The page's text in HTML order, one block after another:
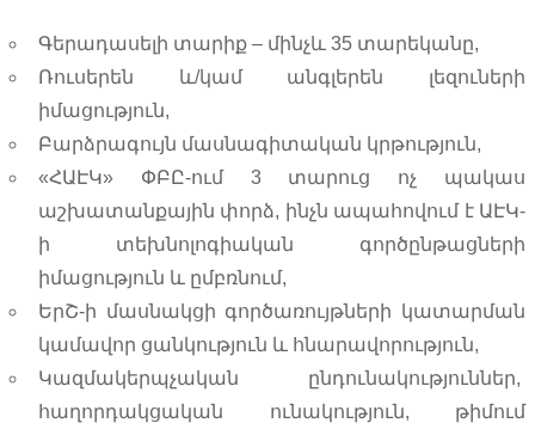
Գերադասելի տարիք – մինչև 35 տարեկանը,
Ռուսերեն և/կամ անգլերեն լեզուների
իմացություն,
Բարձրագույն մասնագիտական կրթություն,
«ՀԱԷԿ» ՓԲԸ-ում 3 տարուց ոչ պակաս
աշխատանքային փորձ, ինչն ապահովում է ԱԷԿ-
ի տեխնոլոգիական գործընթացների
իմացություն և ըմբռնում,
ԵրՇ-ի մասնակցի գործառույթների կատարման
կամավոր ցանկություն և հնարավորություն,
Կազմակերպչական ընդունակություններ,
հաղորդակցական ունակություն, թիմում